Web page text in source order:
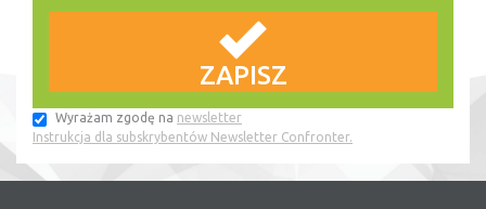
Wyrażam zgodę na newsletter
Instrukcja dla subskrybentów Newsletter Confronter.